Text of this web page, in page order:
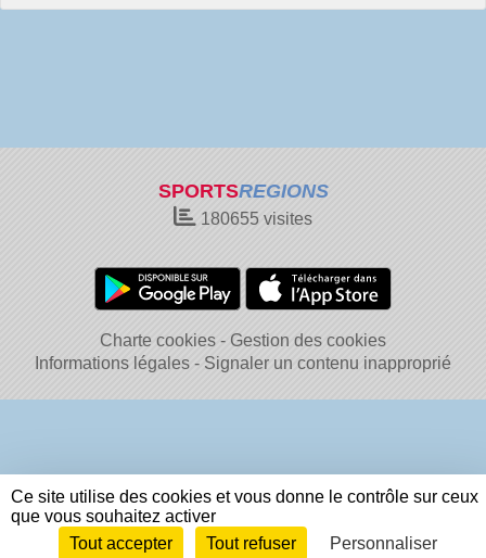
SPORTSREGIONS
180655 visites
Charte cookies
Gestion des cookies
Informations légales
Signaler un contenu inapproprié
Envie de participer ? Connexion
Ce site utilise des cookies et vous donne le contrôle sur ceux
que vous souhaitez activer
Tout accepter
Tout refuser Personnaliser